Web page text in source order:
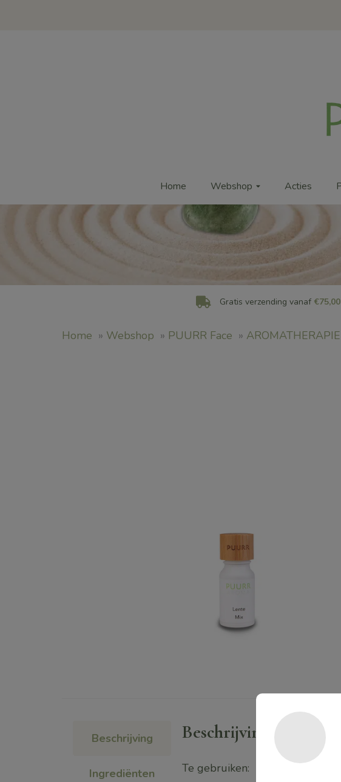
Home Webshop Acties
Gratis verzending vanaf €75,00
Home » Webshop » PUURR Face » AROMATHERAPIE
Beschrijving
Ingrediënten
Beschrijving
Te gebruiken: